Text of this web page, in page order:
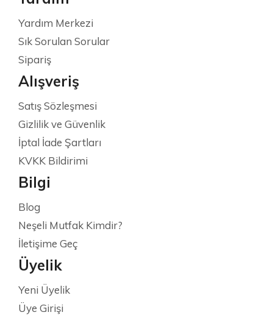
Yardım Merkezi
Sık Sorulan Sorular
Sipariş
Alışveriş
Satış Sözleşmesi
Gizlilik ve Güvenlik
İptal İade Şartları
KVKK Bildirimi
Bilgi
Blog
Neşeli Mutfak Kimdir?
İletişime Geç
Üyelik
Yeni Üyelik
Üye Girişi